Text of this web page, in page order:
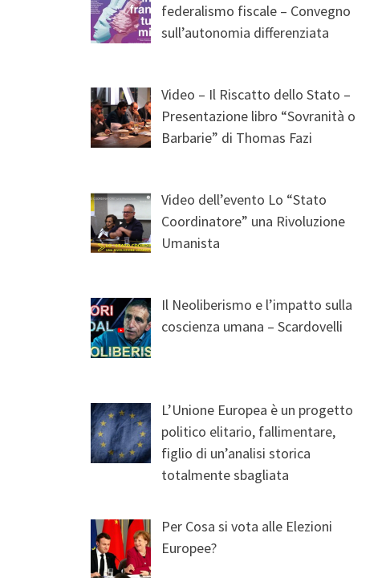
federalismo fiscale – Convegno
sull’autonomia differenziata
Video – Il Riscatto dello Stato –
Presentazione libro “Sovranità o
Barbarie” di Thomas Fazi
Video dell’evento Lo “Stato
Coordinatore” una Rivoluzione
Umanista
Il Neoliberismo e l’impatto sulla
coscienza umana – Scardovelli
L’Unione Europea è un progetto
politico elitario, fallimentare,
figlio di un’analisi storica
totalmente sbagliata
Per Cosa si vota alle Elezioni
Europee?